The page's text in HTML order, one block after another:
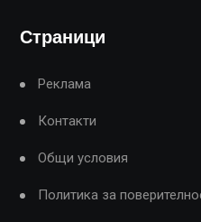
Страници
Реклама
Контакти
Общи условия
Политика за